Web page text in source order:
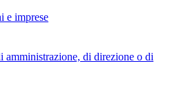
e imprese
di direzione o di